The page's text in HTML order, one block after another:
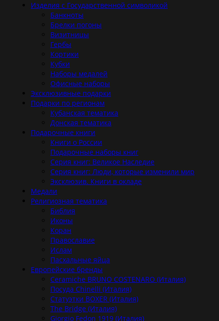
Изделия с Государственной символикой
Банкноты
Брелки погоны
Визитницы
Гербы
Кортики
Кубки
Наборы медалей
Офисные наборы
Эксклюзивные подарки
Подарки по регионам
Кубанская тематика
Донская тематика
Подарочные книги
Книги о России
Подарочные наборы книг
Серия книг: Великое Наследие
Серия книг: Люди, которые изменили мир
Эксклюзив. Книги в окладе
Медали
Религиозная тематика
Библия
Иконы
Коран
Православие
Ислам
Пасхальные яйца
Европейские бренды
Ceramiche BRUNO COSTENARO (Италия)
Посуда Chinelli (Италия)
Статуэтки BOXER (Италия)
The Bridge (Италия)
Giorgio Fedon 1919 (Италия)